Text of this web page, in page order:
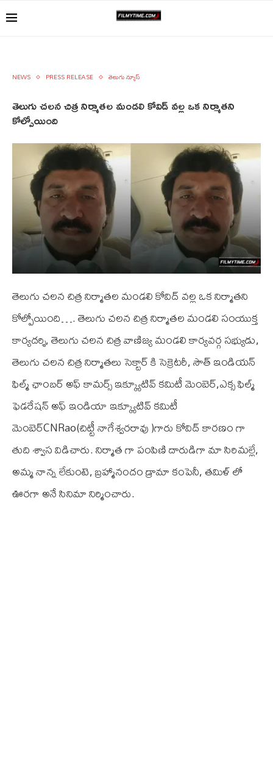
NEWS PRESS RELEASE తెలుగు న్యూస్
తెలుగు చలన చిత్ర నిర్మాతల మండలి కోవిడ్ వల్ల ఒక నిర్మాతని
కోల్పోయింది
తెలుగు చలన చిత్ర నిర్మాతల మండలి కోవిద్ వల్ల ఒక నిర్మాతని
కోల్పోయింది…. తెలుగు చలన చిత్ర నిర్మాతల మండలి సంయుక్త
కార్యదర్శి, తెలుగు చలన చిత్ర వాణిజ్య మండలి కార్యవర్గ సభ్యుడు,
తెలుగు చలన చిత్ర నిర్మాతలు సెక్టార్ కి సెక్రెటరీ, సౌత్ ఇండియన్
ఫిల్మ్ ఛాంబర్ అఫ్ కామర్స్ ఇక్క్యూటివ్ కమిటీ మెంబెర్,ఎక్స ఫిల్మ్
ఫెడరేషన్ అఫ్ ఇండియా ఇక్క్యూటివ్ కమిటీ
మెంబెర్CNRao(చిట్టీ నాగేశ్వరరావు )గారు కోవిద్ కారణం గా
తుది శ్వాస విడిచారు. నిర్మాత గా పంపిణి దారుడిగా మా సిరిమల్లే,
అమ్మ నాన్న లేకుంటె, బ్రహ్మానందం డ్రామా కంపెనీ, తమిళ్ లో
ఊరగా అనే సినిమా నిర్మించారు.